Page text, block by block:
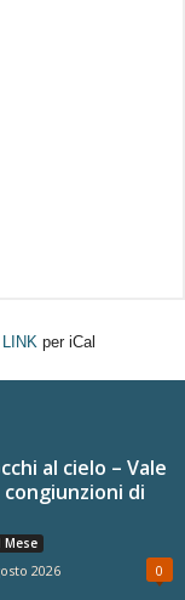
LINK per iCal
al cielo – Vale
congiunzioni di
2026 0